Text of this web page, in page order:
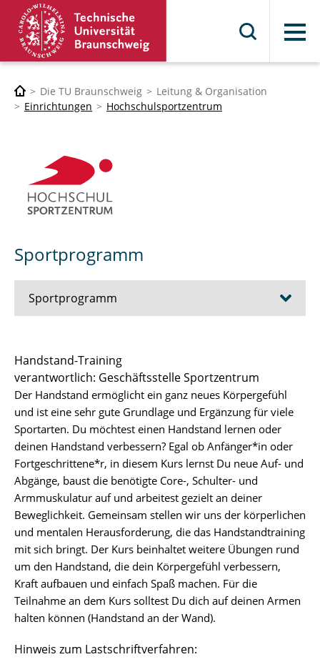
Menü
Die TU Braunschweig
Leitung & Organisation
Einrichtungen
Hochschulsportzentrum
Sportprogramm
Sportprogramm
Buchungs- und Teilnahmebedingungen
Nutzungsordnungen
Differenzierung der Sportangebote
Feedback Sportangebot
Verletzt im HSP - und nun?
Versicherungen im Sport & Studium
Handstand-Training
verantwortlich: Geschäftsstelle Sportzentrum
Der Handstand ermöglicht ein ganz neues Körpergefühl
und ist eine sehr gute Grundlage und Ergänzung für viele
Sportarten. Du möchtest einen Handstand lernen oder
deinen Handstand verbessern? Egal ob Anfänger*in oder
Fortgeschrittene*r, in diesem Kurs lernst Du neue Auf- und
Abgänge, baust die benötigte Core-, Schulter- und
Armmuskulatur auf und arbeitest gezielt an deiner
Beweglichkeit. Gemeinsam stellen wir uns der körperlichen
und mentalen Herausforderung, die das Handstandtraining
mit sich bringt. Der Kurs beinhaltet weitere Übungen rund
um den Handstand, die dein Körpergefühl verbessern,
Kraft aufbauen und einfach Spaß machen. Für die
Teilnahme an dem Kurs solltest Du dich auf deinen Armen
halten können (Handstand an der Wand).
Hinweis zum Lastschriftverfahren: